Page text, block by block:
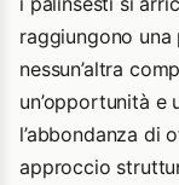
raggiungono
nessun’altra
un’opportunità e
l’abbondanza di
approccio